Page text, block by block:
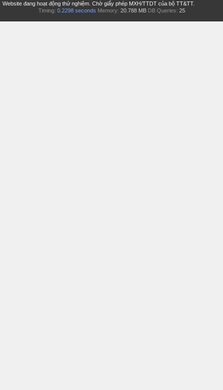
Website đang hoạt động thử nghiệm. Chờ giấy phép MXH/TTDT của bộ TT&TT.
Timing: 0.2298 seconds Memory: 20.788 MB DB Queries: 25